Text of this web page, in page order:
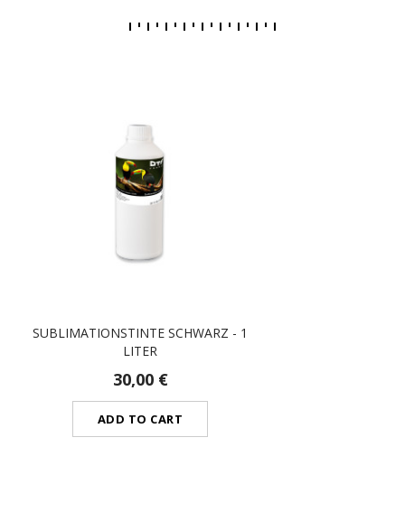
SUBLIMATIONSTINTE SCHWARZ - 1
LITER
30,00 €
ADD TO CART